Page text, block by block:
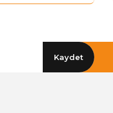
Kaydet